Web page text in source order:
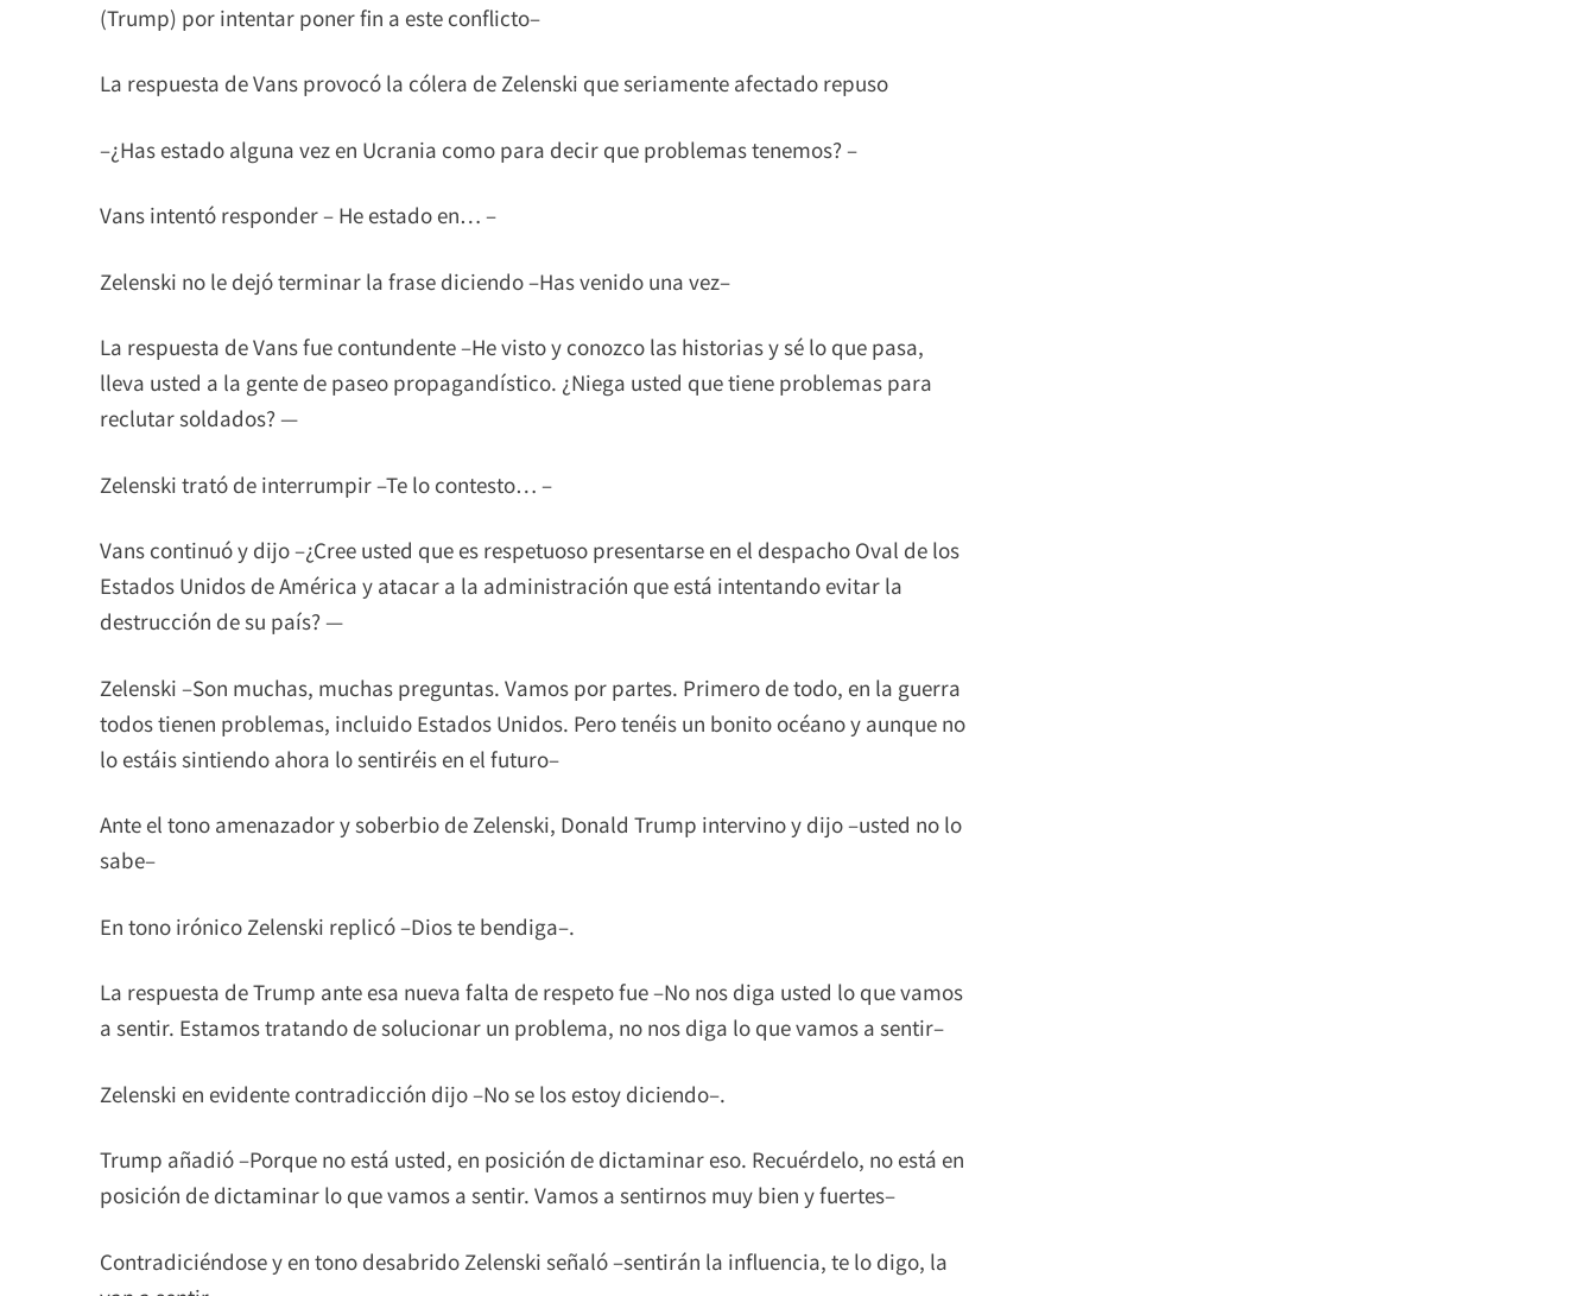
(Trump) por intentar poner fin a este conflicto–
La respuesta de Vans provocó la cólera de Zelenski que seriamente afectado repuso
–¿Has estado alguna vez en Ucrania como para decir que problemas tenemos? –
Vans intentó responder – He estado en… –
Zelenski no le dejó terminar la frase diciendo –Has venido una vez–
La respuesta de Vans fue contundente –He visto y conozco las historias y sé lo que pasa,
lleva usted a la gente de paseo propagandístico. ¿Niega usted que tiene problemas para
reclutar soldados? —
Zelenski trató de interrumpir –Te lo contesto… –
Vans continuó y dijo –¿Cree usted que es respetuoso presentarse en el despacho Oval de los
Estados Unidos de América y atacar a la administración que está intentando evitar la
destrucción de su país? —
Zelenski –Son muchas, muchas preguntas. Vamos por partes. Primero de todo, en la guerra
todos tienen problemas, incluido Estados Unidos. Pero tenéis un bonito océano y aunque no
lo estáis sintiendo ahora lo sentiréis en el futuro–
Ante el tono amenazador y soberbio de Zelenski, Donald Trump intervino y dijo –usted no lo
sabe–
En tono irónico Zelenski replicó –Dios te bendiga–.
La respuesta de Trump ante esa nueva falta de respeto fue –No nos diga usted lo que vamos
a sentir. Estamos tratando de solucionar un problema, no nos diga lo que vamos a sentir–
Zelenski en evidente contradicción dijo –No se los estoy diciendo–.
Trump añadió –Porque no está usted, en posición de dictaminar eso. Recuérdelo, no está en
posición de dictaminar lo que vamos a sentir. Vamos a sentirnos muy bien y fuertes–
Contradiciéndose y en tono desabrido Zelenski señaló –sentirán la influencia, te lo digo, la